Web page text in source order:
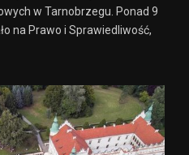
w Tarnobrzegu. Ponad 9
na Prawo i Sprawiedliwość,